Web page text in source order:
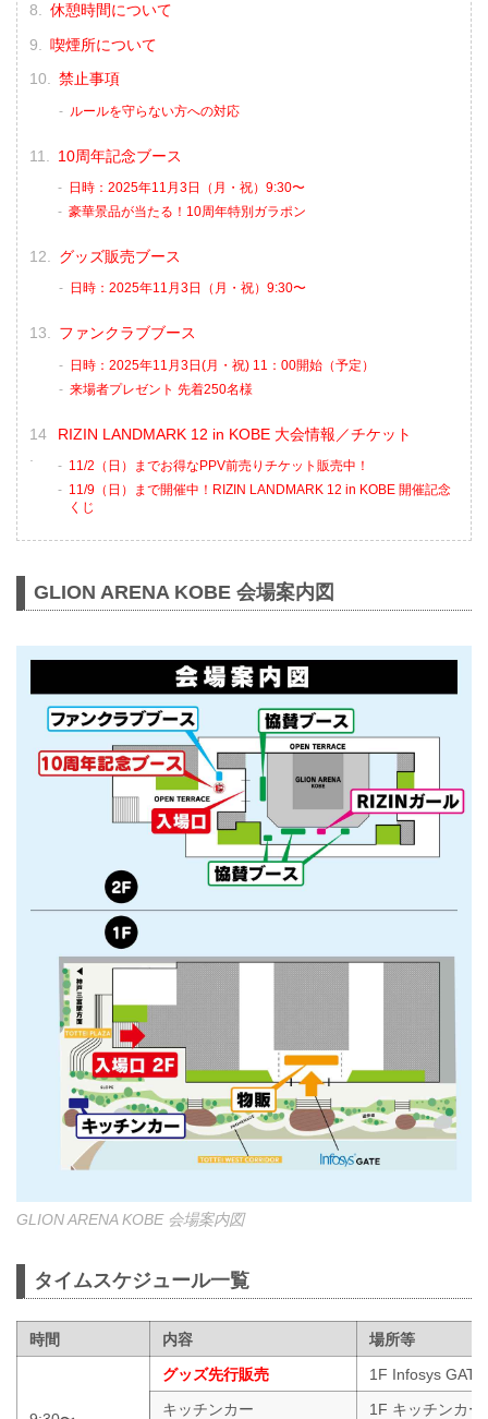
休憩時間について
喫煙所について
禁止事項
ルールを守らない方への対応
10周年記念ブース
日時：2025年11月3日（月・祝）9:30〜
豪華景品が当たる！10周年特別ガラポン
グッズ販売ブース
日時：2025年11月3日（月・祝）9:30〜
ファンクラブブース
日時：2025年11月3日(月・祝) 11：00開始（予定）
来場者プレゼント 先着250名様
RIZIN LANDMARK 12 in KOBE 大会情報／チケット
11/2（日）までお得なPPV前売りチケット販売中！
11/9（日）まで開催中！RIZIN LANDMARK 12 in KOBE 開催記念
くじ
GLION ARENA KOBE 会場案内図
GLION ARENA KOBE 会場案内図
タイムスケジュール一覧
時間 内容 場所等
グッズ先行販売
1F Infosys
キッチンカー
1F キッチンカー